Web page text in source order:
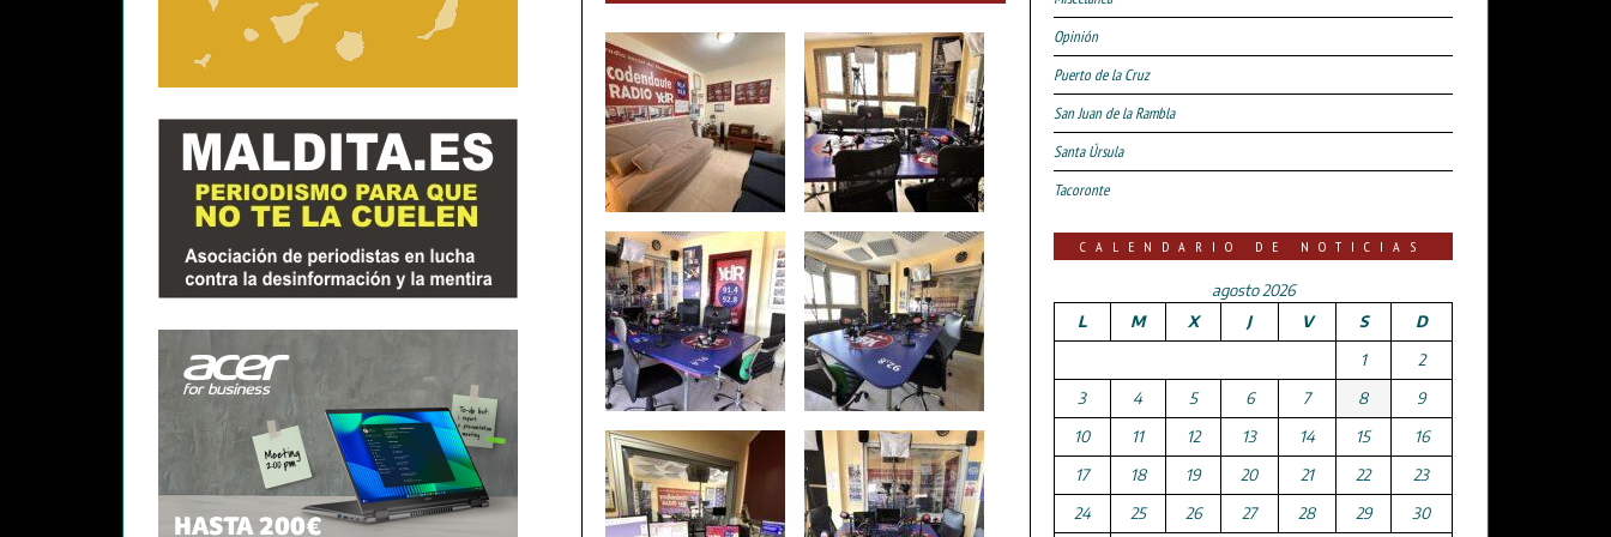
Opinión
Puerto de la Cruz
San Juan de la Rambla
Santa Úrsula
Tacoronte
CALENDARIO DE NOTICIAS
agosto 2026
L
M X J V S
D
1
2
3
4 5 6 7 8
9
10
11 12 13 14 15
16
17
18 19 20 21 22
23
24
25 26 27 28 29 30